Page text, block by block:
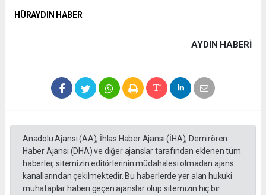
HÜRAYDIN HABER
AYDIN HABERİ
Anadolu Ajansı (AA), İhlas Haber Ajansı (İHA), Demirören
Haber Ajansı (DHA) ve diğer ajanslar tarafından eklenen tüm
haberler, sitemizin editörlerinin müdahalesi olmadan ajans
kanallarından çekilmektedir. Bu haberlerde yer alan hukuki
muhataplar haberi geçen ajanslar olup sitemizin hiç bir